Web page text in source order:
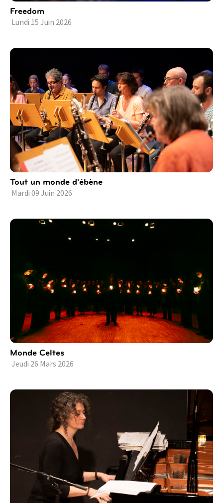
Freedom
Lundi 15 Juin 2026
Tout un monde d'ébène
Mardi 09 Juin 2026
Monde Celtes
Jeudi 26 Mars 2026